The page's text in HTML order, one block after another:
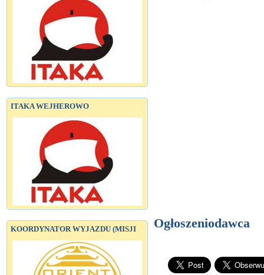
ITAKA WEJHEROWO
KOORDYNATOR WYJAZDU (MISJI Ogłoszeniodawca